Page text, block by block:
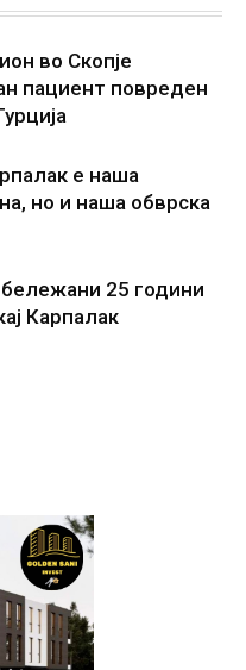
во Скопје
пациент повреден
е наша
но и наша обврска
25 години
Карпалак